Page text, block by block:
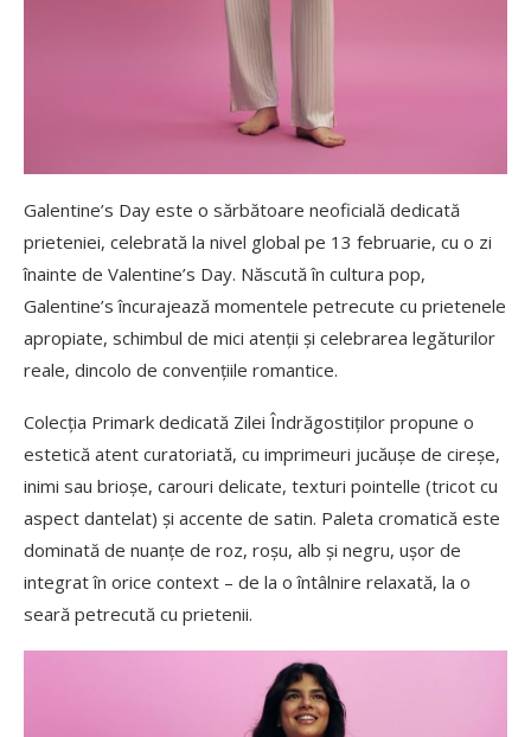
Galentine’s Day este o sărbătoare neoficială dedicată
prieteniei, celebrată la nivel global pe 13 februarie, cu o zi
înainte de Valentine’s Day. Născută în cultura pop,
Galentine’s încurajează momentele petrecute cu prietenele
apropiate, schimbul de mici atenții și celebrarea legăturilor
reale, dincolo de convențiile romantice.
Colecția Primark dedicată Zilei Îndrăgostiților propune o
estetică atent curatoriată, cu imprimeuri jucăușe de cireșe,
inimi sau brioșe, carouri delicate, texturi pointelle (tricot cu
aspect dantelat) și accente de satin. Paleta cromatică este
dominată de nuanțe de roz, roșu, alb și negru, ușor de
integrat în orice context – de la o întâlnire relaxată, la o
seară petrecută cu prietenii.